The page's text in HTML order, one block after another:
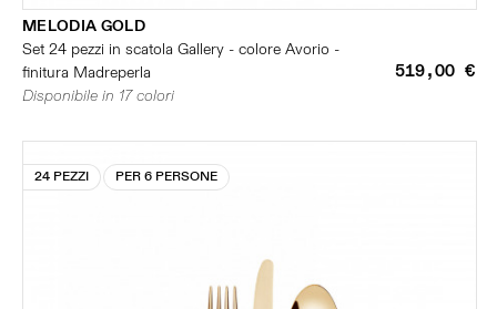
MELODIA GOLD
Set 24 pezzi in scatola Gallery - colore Avorio -
finitura Madreperla
519,00 €
Disponibile in 17 colori
24 PEZZI PER 6 PERSONE